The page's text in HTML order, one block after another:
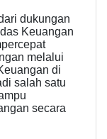
dukungan
Keuangan
melalui
di
salah satu
secara